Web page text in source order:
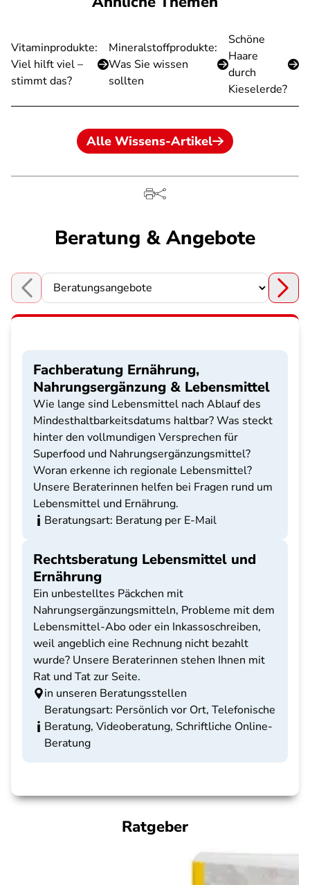
Vitaminprodukte:
Viel hilft viel –
stimmt das?
Mineralstoffprodukte:
Was Sie wissen
sollten
Schöne
Haare
durch
Kieselerde?
Alle Wissens-Artikel
Beratung & Angebote
Choose a section
Fachberatung Ernährung,
Nahrungsergänzung & Lebensmittel
Wie lange sind Lebensmittel nach Ablauf des
Mindesthaltbarkeitsdatums haltbar? Was steckt
hinter den vollmundigen Versprechen für
Superfood und Nahrungsergänzungsmittel?
Woran erkenne ich regionale Lebensmittel?
Unsere Beraterinnen helfen bei Fragen rund um
Lebensmittel und Ernährung.
Beratungsart: Beratung per E-Mail
Rechtsberatung Lebensmittel und
Ernährung
Ein unbestelltes Päckchen mit
Nahrungsergänzungsmitteln, Probleme mit dem
Lebensmittel-Abo oder ein Inkassoschreiben,
weil angeblich eine Rechnung nicht bezahlt
wurde? Unsere Beraterinnen stehen Ihnen mit
Rat und Tat zur Seite.
in unseren Beratungsstellen
Beratungsart: Persönlich vor Ort, Telefonische
Beratung, Videoberatung, Schriftliche Online-
Beratung
Ratgeber